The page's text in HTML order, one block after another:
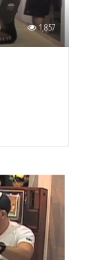
1,857